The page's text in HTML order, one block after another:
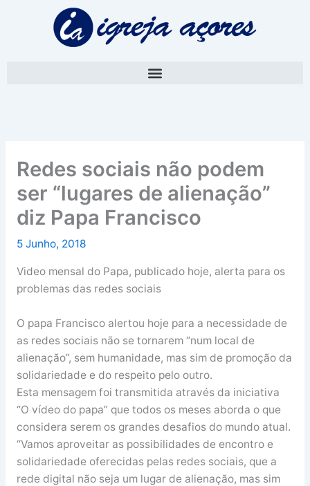
Redes sociais não podem
ser “lugares de alienação”
diz Papa Francisco
5 Junho, 2018
Video mensal do Papa, publicado hoje, alerta para os
problemas das redes sociais
O papa Francisco alertou hoje para a necessidade de
as redes sociais não se tornarem “num local de
alienação”, sem humanidade, mas sim de promoção da
solidariedade e do respeito pelo outro.
Esta mensagem foi transmitida através da iniciativa
“O vídeo do papa” que todos os meses aborda o que
considera serem os grandes desafios do mundo atual.
“Vamos aproveitar as possibilidades de encontro e
solidariedade oferecidas pelas redes sociais, que a
rede digital não seja um lugar de alienação, mas sim